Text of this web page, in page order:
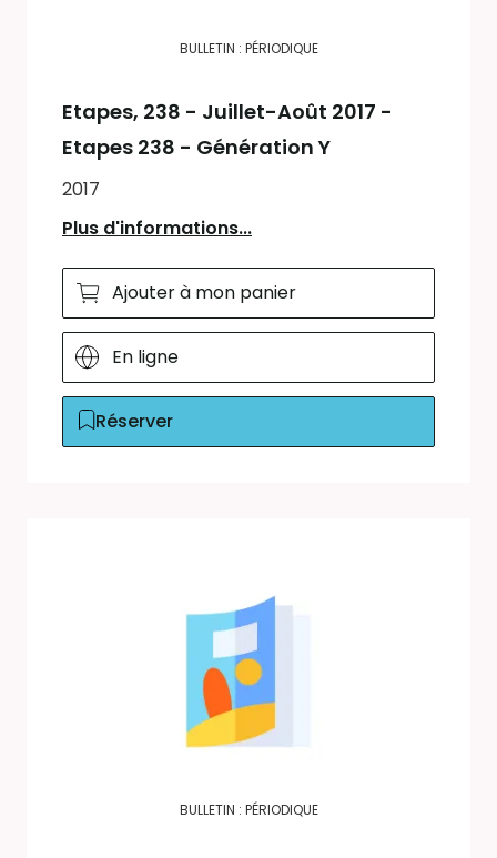
BULLETIN : PÉRIODIQUE
Etapes, 238 - Juillet-Août 2017 -
Etapes 238 - Génération Y
2017
Plus d'informations...
Ajouter à mon panier
En ligne
Réserver
BULLETIN : PÉRIODIQUE